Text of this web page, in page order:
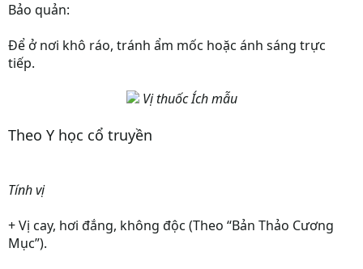
Bảo quản:
Để ở nơi khô ráo, tránh ẩm mốc hoặc ánh sáng trực
tiếp.
Vị thuốc Ích mẫu
Theo Y học cổ truyền
Tính vị
+ Vị cay, hơi đắng, không độc (Theo “Bản Thảo Cương
Mục”).